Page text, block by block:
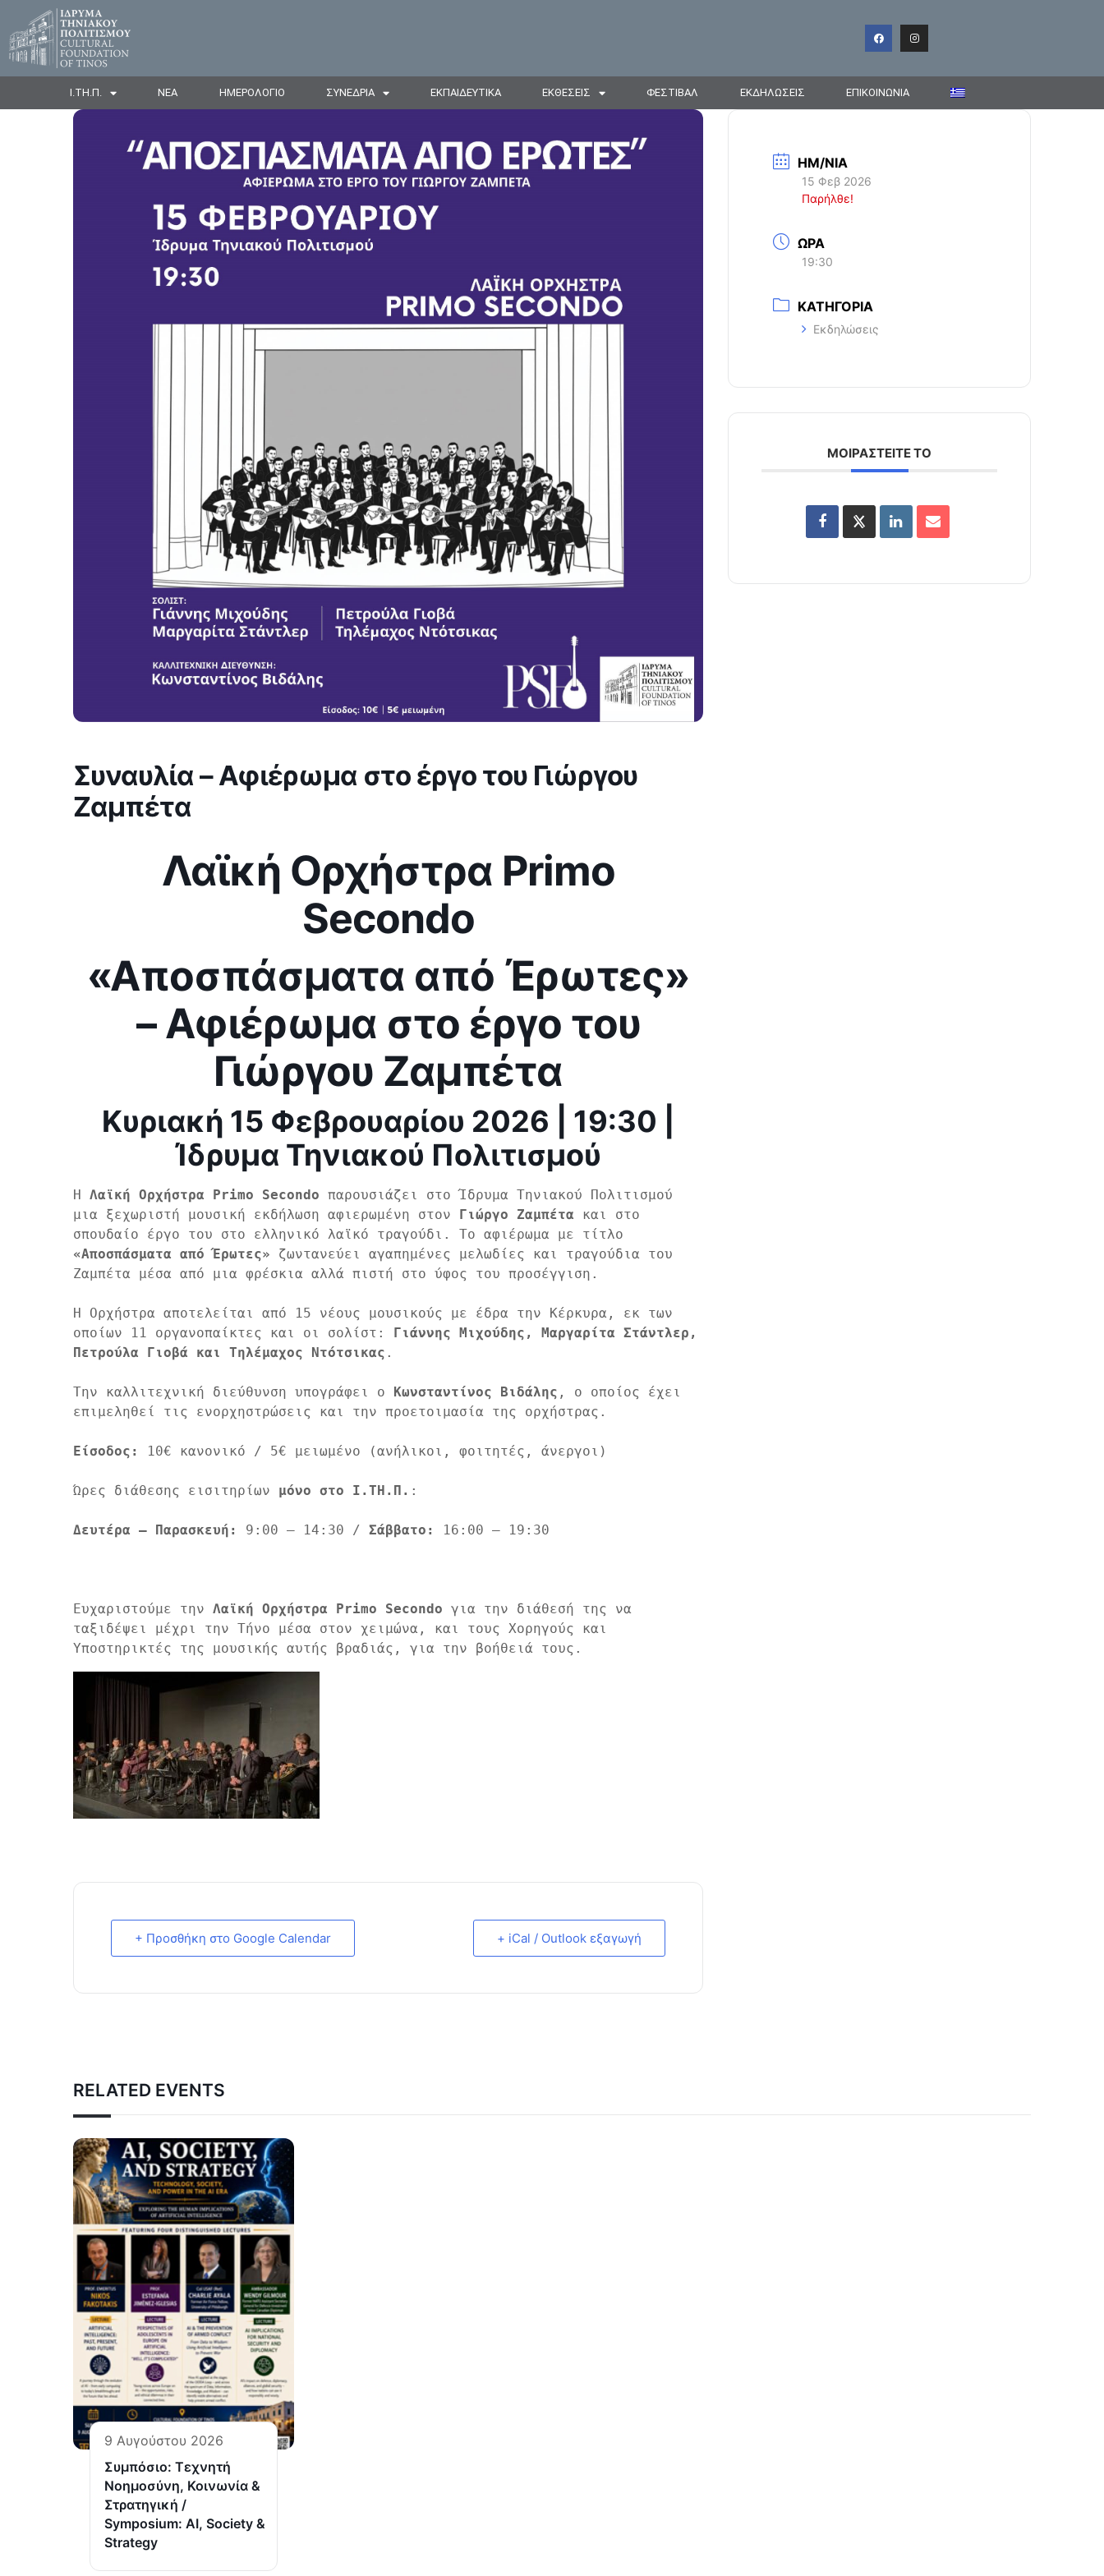
Ι.ΤΗ.Π. ΝΕΑ ΗΜΕΡΟΛΟΓΙΟ ΣΥΝΕΔΡΙΑ ΕΚΠΑΙΔΕΥΤΙΚΑ ΕΚΘΕΣΕΙΣ ΦΕΣΤΙΒΑΛ ΕΚΔΗΛΩΣΕΙΣ ΕΠΙΚΟΙΝΩΝΊΑ
Συναυλία – Αφιέρωμα στο έργο του Γιώργου
Ζαμπέτα
Λαϊκή Ορχήστρα Primo
Secondo
«Αποσπάσματα από Έρωτες»
– Αφιέρωμα στο έργο του
Γιώργου Ζαμπέτα
Κυριακή 15 Φεβρουαρίου 2026 | 19:30 |
Ίδρυμα Τηνιακού Πολιτισμού
Η Λαϊκή Ορχήστρα Primo Secondo παρουσιάζει στο Ίδρυμα Τηνιακού Πολιτισμού
μια ξεχωριστή μουσική εκδήλωση αφιερωμένη στον
Γιώργο Ζαμπέτα και στο
«Αποσπάσματα από Έρωτες» ζωντανεύει αγαπημένες μελωδίες και τραγούδια του
Ζαμπέτα μέσα από μια φρέσκια αλλά πιστή στο ύφος του προσέγγιση.
Η Ορχήστρα αποτελείται από 15 νέους μουσικούς με έδρα την Κέρκυρα, εκ των
οποίων 11 οργανοπαίκτες και οι σολίστ:
Γιάννης Μιχούδης, Μαργαρίτα Στάντλερ,
Πετρούλα Γιοβά και Τηλέμαχος Ντότσικας .
Την καλλιτεχνική διεύθυνση υπογράφει ο Κωνσταντίνος Βιδάλης , ο οποίος έχει
επιμεληθεί τις ενορχηστρώσεις και την προετοιμασία της ορχήστρας.
Είσοδος: 10€ κανονικό / 5€ μειωμένο (ανήλικοι, φοιτητές, άνεργοι)
Ώρες διάθεσης εισιτηρίων μόνο στο Ι.ΤΗ.Π. :
Δευτέρα – Παρασκευή: 9:00 – 14:30 / Σάββατο: 16:00 – 19:30
Ευχαριστούμε την Λαϊκή Ορχήστρα Primo Secondo για την διάθεσή της να
ταξιδέψει μέχρι την Τήνο μέσα στον χειμώνα, και τους Χορηγούς και
Υποστηρικτές της μουσικής αυτής βραδιάς, για την βοήθειά τους.
+ Προσθήκη στο Google Calendar + iCal / Outlook εξαγωγή
ΗΜ/ΝΙΑ
15 Φεβ 2026
Παρήλθε!
ΩΡΑ
19:30
ΚΑΤΗΓΟΡΙΑ
Εκδηλώσεις
ΜΟΙΡΑΣΤΕΙΤΕ ΤΟ
RELATED EVENTS
9 Αυγούστου 2026
Συμπόσιο: Τεχνητή
Νοημοσύνη, Κοινωνία &
Στρατηγική /
Symposium: AI, Society &
Strategy